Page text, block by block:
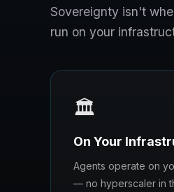
Sovereignty isn't
run on your
🏛️
On Your
Agents operate on
— no hyperscaler in